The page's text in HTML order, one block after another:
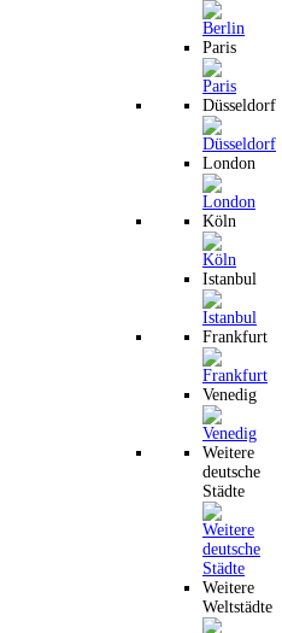
Paris
Düsseldorf
London
Köln
Istanbul
Frankfurt
Venedig
Weitere
deutsche
Städte
Weitere
Weltstädte